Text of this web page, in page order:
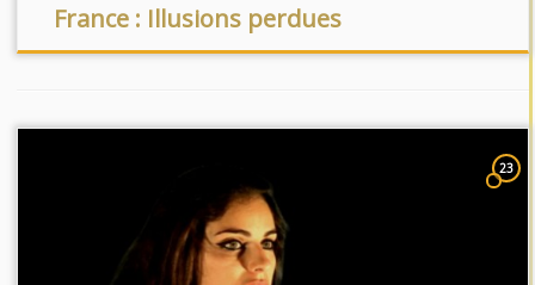
France : Illusions perdues
23